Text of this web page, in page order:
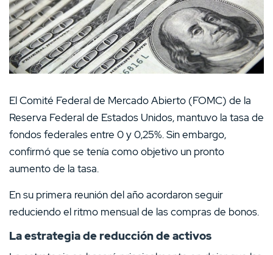
El Comité Federal de Mercado Abierto (FOMC) de la
Reserva Federal de Estados Unidos, mantuvo la tasa de
fondos federales entre 0 y 0,25%. Sin embargo,
confirmó que se tenía como objetivo un pronto
aumento de la tasa.
En su primera reunión del año acordaron seguir
reduciendo el ritmo mensual de las compras de bonos.
La estrategia de reducción de activos